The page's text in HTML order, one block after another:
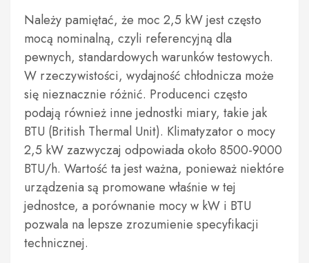
Należy pamiętać, że moc 2,5 kW jest często
mocą nominalną, czyli referencyjną dla
pewnych, standardowych warunków testowych.
W rzeczywistości, wydajność chłodnicza może
się nieznacznie różnić. Producenci często
podają również inne jednostki miary, takie jak
BTU (British Thermal Unit). Klimatyzator o mocy
2,5 kW zazwyczaj odpowiada około 8500-9000
BTU/h. Wartość ta jest ważna, ponieważ niektóre
urządzenia są promowane właśnie w tej
jednostce, a porównanie mocy w kW i BTU
pozwala na lepsze zrozumienie specyfikacji
technicznej.